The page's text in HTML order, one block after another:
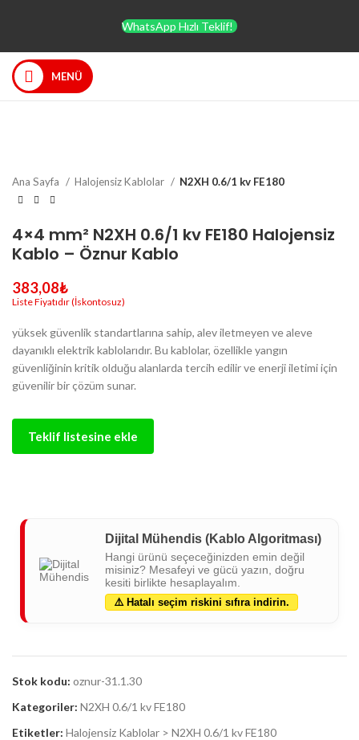
WhatsApp Hızlı Teklif!
MENÜ
Ana Sayfa Halojensiz Kablolar N2XH 0.6/1 kv FE180
4×4 mm² N2XH 0.6/1 kv FE180 Halojensiz
Kablo – Öznur Kablo
383,08₺
yüksek güvenlik standartlarına sahip, alev iletmeyen ve aleve
dayanıklı elektrik kablolarıdır. Bu kablolar, özellikle yangın
güvenliğinin kritik olduğu alanlarda tercih edilir ve enerji iletimi için
güvenilir bir çözüm sunar.
Teklif listesine ekle
Dijital Mühendis (Kablo Algoritması)
Hangi ürünü seçeceğinizden emin değil
misiniz? Mesafeyi ve gücü yazın, doğru
kesiti birlikte hesaplayalım.
⚠️ Hatalı seçim riskini sıfıra indirin.
Stok kodu: oznur-31.1.30
Kategoriler: N2XH 0.6/1 kv FE180
Etiketler: Halojensiz Kablolar > N2XH 0.6/1 kv FE180